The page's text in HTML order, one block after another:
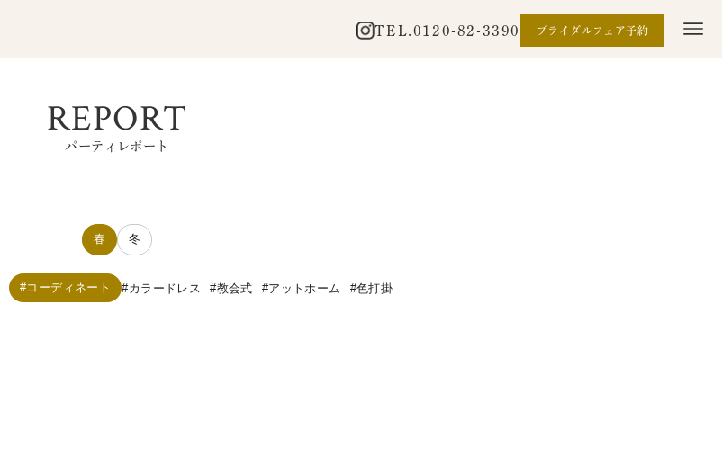
TEL. 0120-82-3390 ブライダルフェア予約
REPORT
パーティレポート
春 冬
コーディネート カラードレス 教会式 アットホーム 色打掛